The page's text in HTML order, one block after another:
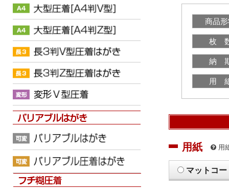
商品
枚
納
用
用紙 用
マットコー